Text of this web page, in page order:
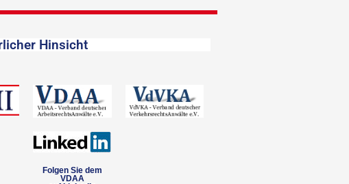
Hinsicht
Folgen Sie dem
VDAA